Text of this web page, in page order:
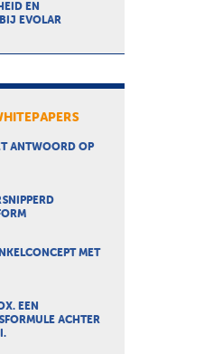
EN
EVOLAR
ANTWOORD OP
MET
EEN
ACHTER